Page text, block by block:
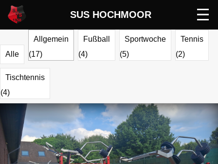
SUS HOCHMOOR
Alle
Allgemein
(17)
Fußball
(4)
Sportwoche
(5)
Tennis
(2)
Tischtennis
(4)